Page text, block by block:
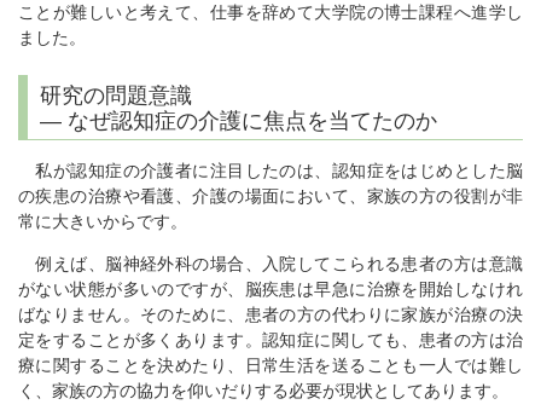
ことが難しいと考えて、仕事を辞めて大学院の博士課程へ進学し
ました。
研究の問題意識
― なぜ認知症の介護に焦点を当てたのか
私が認知症の介護者に注目したのは、認知症をはじめとした脳
の疾患の治療や看護、介護の場面において、家族の方の役割が非
常に大きいからです。
例えば、脳神経外科の場合、入院してこられる患者の方は意識
がない状態が多いのですが、脳疾患は早急に治療を開始しなけれ
ばなりません。そのために、患者の方の代わりに家族が治療の決
定をすることが多くあります。認知症に関しても、患者の方は治
療に関することを決めたり、日常生活を送ることも一人では難し
く、家族の方の協力を仰いだりする必要が現状としてあります。